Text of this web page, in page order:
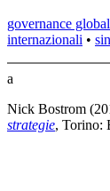
governance
internazionali •
a
Nick Bostrom
strategie, Torino: